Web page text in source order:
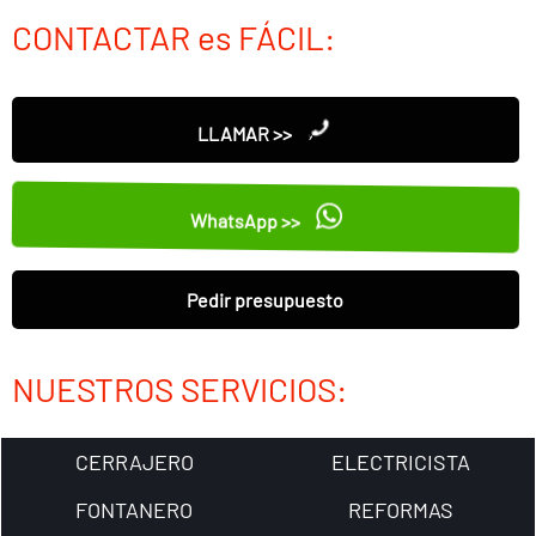
CONTACTAR es FÁCIL:
LLAMAR >>
WhatsApp >>
Pedir presupuesto
NUESTROS SERVICIOS:
CERRAJERO
ELECTRICISTA
FONTANERO
REFORMAS